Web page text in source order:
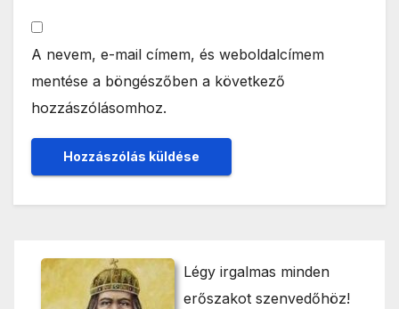
A nevem, e-mail címem, és weboldalcímem
mentése a böngészőben a következő
hozzászólásomhoz.
Légy irgalmas minden
erőszakot szenvedőhöz!